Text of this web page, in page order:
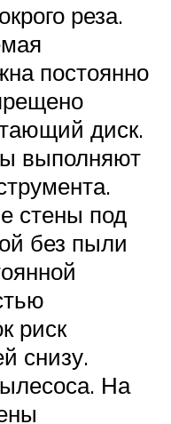
реза.
постоянно
диск.
выполняют
стены под
без пыли
риск
снизу.
На